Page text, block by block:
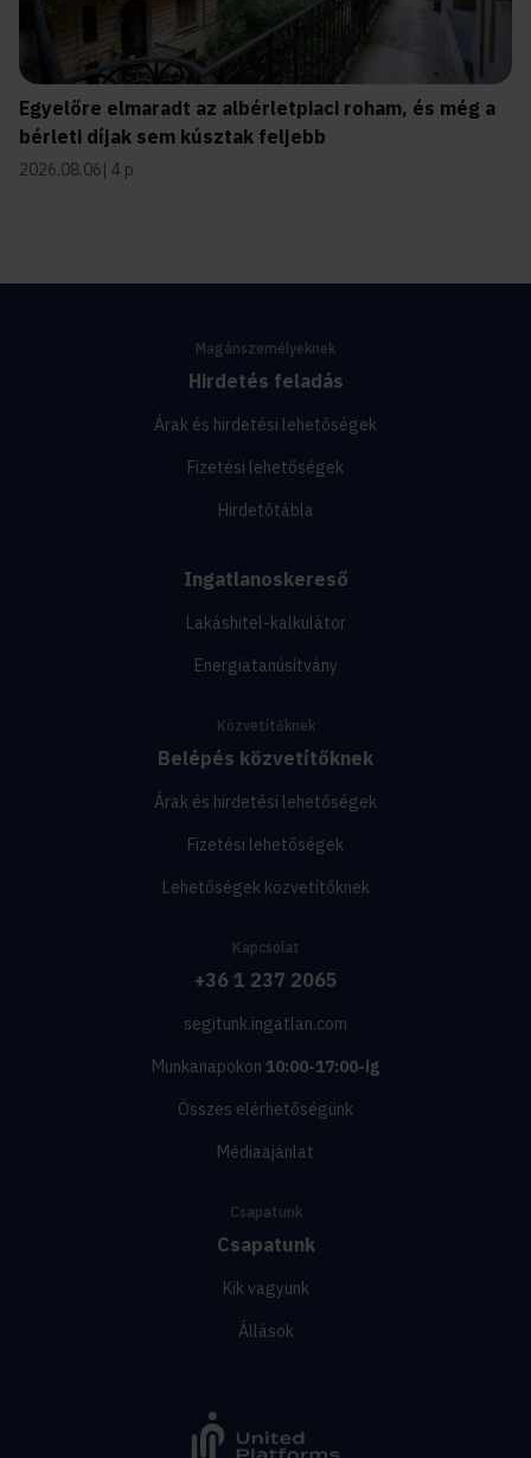
Egyelőre elmaradt az albérletpiaci roham, és még a
bérleti díjak sem kúsztak feljebb
2026.08.06 4 p
Magánszemélyeknek
Hirdetés feladás
Árak és hirdetési lehetőségek
Fizetési lehetőségek
Hirdetőtábla
Ingatlanoskereső
Lakáshitel-kalkulátor
Energiatanúsítvány
Közvetítőknek
Belépés közvetítőknek
Árak és hirdetési lehetőségek
Fizetési lehetőségek
Lehetőségek közvetítőknek
Kapcsolat
+36 1 237 2065
segitunk.ingatlan.com
Munkanapokon 10:00-17:00-ig
Összes elérhetőségünk
Médiaajánlat
Csapatunk
Csapatunk
Kik vagyunk
Állások